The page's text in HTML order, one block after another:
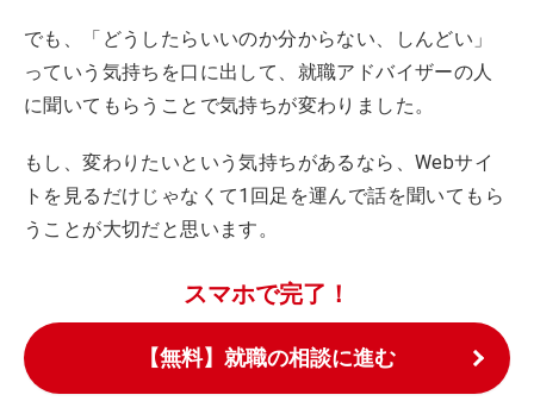
でも、「どうしたらいいのか分からない、しんどい」
っていう気持ちを口に出して、就職アドバイザーの人
に聞いてもらうことで気持ちが変わりました。
もし、変わりたいという気持ちがあるなら、Webサイ
トを見るだけじゃなくて1回足を運んで話を聞いてもら
うことが大切だと思います。
スマホで完了！
【無料】就職の相談に進む